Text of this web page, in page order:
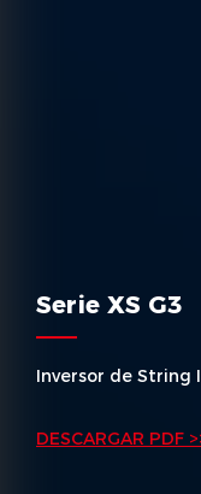
Serie XS G3
Inversor de String
DESCARGAR PDF